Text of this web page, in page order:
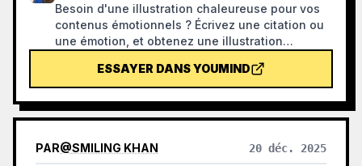
Besoin d'une illustration chaleureuse pour vos
contenus émotionnels ? Écrivez une citation ou
une émotion, et obtenez une illustration
dessinés à la main, objets du quotidien
éparpillés et citation manuscrite. Parfaite pour
chaque publication.
ESSAYER DANS YOUMIND
PAR@SMILING KHAN 20 déc. 2025